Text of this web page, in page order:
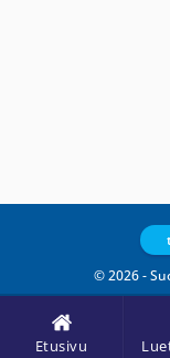
Etusivu
© 2026 -